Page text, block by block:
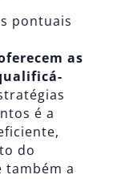
pontuais
as
é a
do
também a